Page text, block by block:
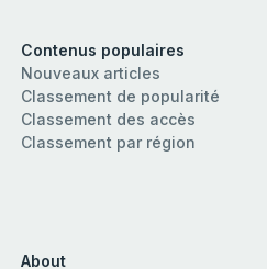
Contenus populaires
Nouveaux articles
Classement de popularité
Classement des accès
Classement par région
About